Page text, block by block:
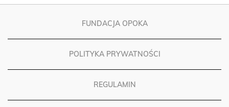
FUNDACJA OPOKA
POLITYKA PRYWATNOŚCI
REGULAMIN